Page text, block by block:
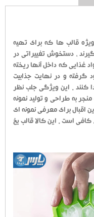
قالب ها که برای تهیه
، دستخوش تغییراتی در
غذایی که داخل آنها ریخته
گرفته و در نهایت جذابیت
کنند . این ویژگی جلب نظر
به طراحی و تولید نمونه
اقبال برای معرفی نمونه ای
است . این کالا قالب یخ